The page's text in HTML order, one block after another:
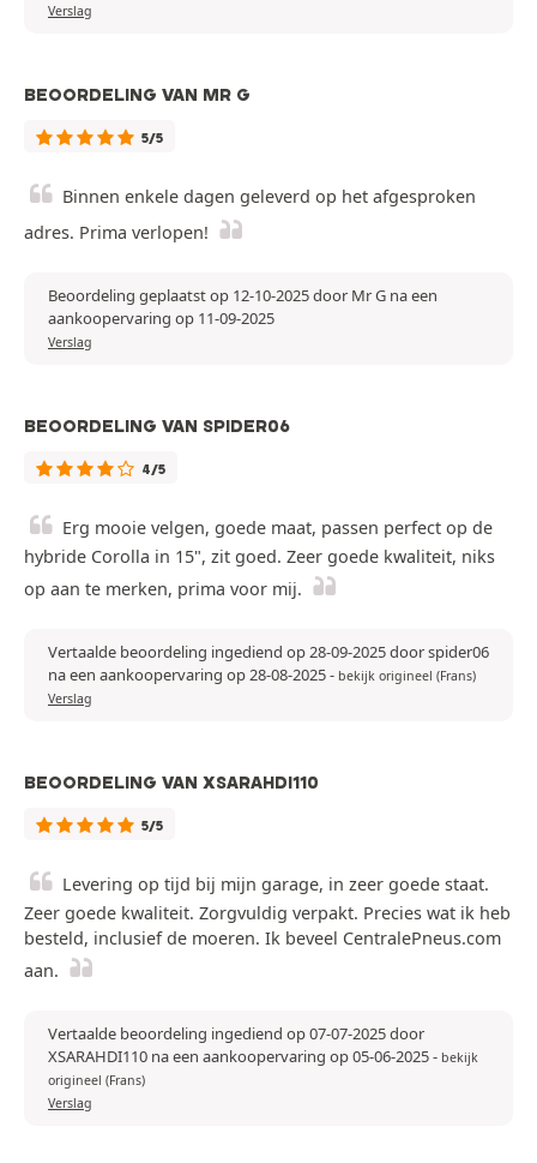
Verslag
BEOORDELING VAN MR G
5/5
Binnen enkele dagen geleverd op het afgesproken
adres. Prima verlopen!
Beoordeling geplaatst op 12-10-2025 door Mr G na een
aankoopervaring op 11-09-2025
Verslag
BEOORDELING VAN SPIDER06
4/5
Erg mooie velgen, goede maat, passen perfect op de
hybride Corolla in 15", zit goed. Zeer goede kwaliteit, niks
op aan te merken, prima voor mij.
Vertaalde beoordeling ingediend op 28-09-2025 door spider06
na een aankoopervaring op 28-08-2025- bekijk origineel (Frans)
Verslag
BEOORDELING VAN XSARAHDI110
5/5
Levering op tijd bij mijn garage, in zeer goede staat.
Zeer goede kwaliteit. Zorgvuldig verpakt. Precies wat ik heb
besteld, inclusief de moeren. Ik beveel CentralePneus.com
aan.
Vertaalde beoordeling ingediend op 07-07-2025 door
XSARAHDI110 na een aankoopervaring op 05-06-2025- bekijk
origineel (Frans)
Verslag